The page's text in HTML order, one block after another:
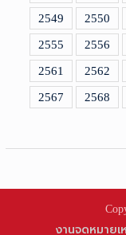
2549 2550
2555 2556
2561 2562
2567 2568
งานจดหมายเ